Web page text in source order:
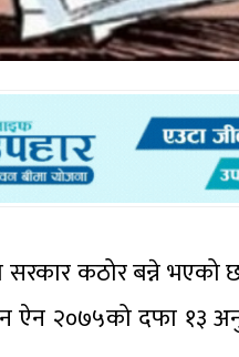
कठोर बन्ने
ऐन २०७५को दफा १३